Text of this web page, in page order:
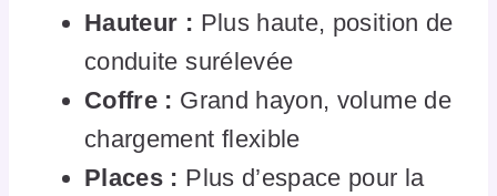
Hauteur : Plus haute, position de
conduite surélevée
Coffre : Grand hayon, volume de
chargement flexible
Places : Plus d’espace pour la